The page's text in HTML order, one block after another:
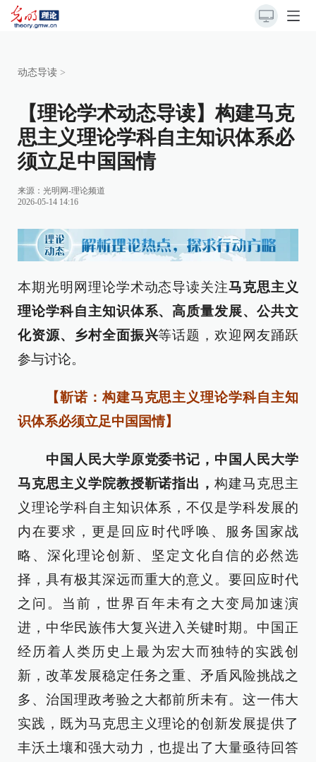
动态导读 >
【理论学术动态导读】构建马克
思主义理论学科自主知识体系必
须立足中国国情
来源： 光明网-理论频道
2026-05-14 14:16
本期光明网理论学术动态导读关注马克思主义
理论学科自主知识体系、高质量发展、公共文
化资源、乡村全面振兴等话题，欢迎网友踊跃
参与讨论。
【靳诺：构建马克思主义理论学科自主知
识体系必须立足中国国情】
中国人民大学原党委书记，中国人民大学
马克思主义学院教授靳诺指出，构建马克思主
义理论学科自主知识体系，不仅是学科发展的
内在要求，更是回应时代呼唤、服务国家战
略、深化理论创新、坚定文化自信的必然选
择，具有极其深远而重大的意义。要回应时代
之问。当前，世界百年未有之大变局加速演
进，中华民族伟大复兴进入关键时期。中国正
经历着人类历史上最为宏大而独特的实践创
新，改革发展稳定任务之重、矛盾风险挑战之
多、治国理政考验之大都前所未有。这一伟大
实践，既为马克思主义理论的创新发展提供了
丰沃土壤和强大动力，也提出了大量亟待回答